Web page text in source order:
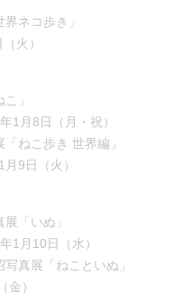
ネコ歩き」
火）
」
1月8日（月・祝）
ねこ歩き 世界編」
9日（火）
「いぬ」
1月10日（水）
真展「ねこといぬ」
）